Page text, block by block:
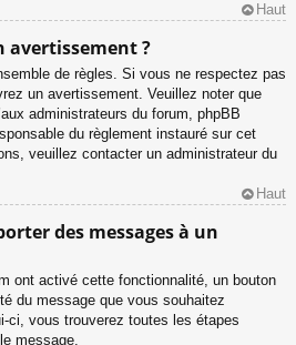
Haut
avertissement ?
de règles. Si vous ne respectez pas
un avertissement. Veuillez noter que
administrateurs du forum, phpBB
du règlement instauré sur cet
veuillez contacter un administrateur du
Haut
des messages à un
ont activé cette fonctionnalité, un bouton
du message que vous souhaitez
ci, vous trouverez toutes les étapes
message.